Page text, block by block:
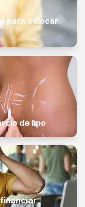
para colocar
de lipo